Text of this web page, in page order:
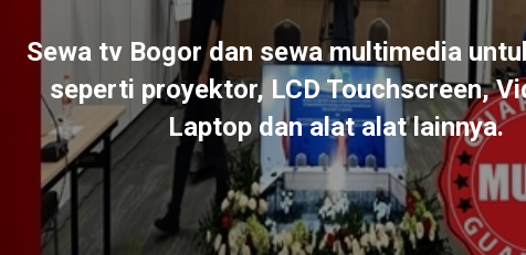
Sewa tv Bogor dan sewa multimedia
seperti proyektor, LCD Touchscreen,
Laptop dan alat alat lainnya.